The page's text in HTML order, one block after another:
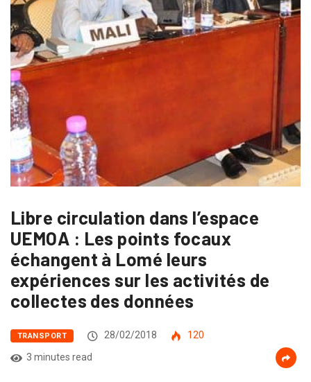
Libre circulation dans l’espace
UEMOA : Les points focaux
échangent à Lomé leurs
expériences sur les activités de
collectes des données
TRANSPORT 28/02/2018
120
3 minutes read